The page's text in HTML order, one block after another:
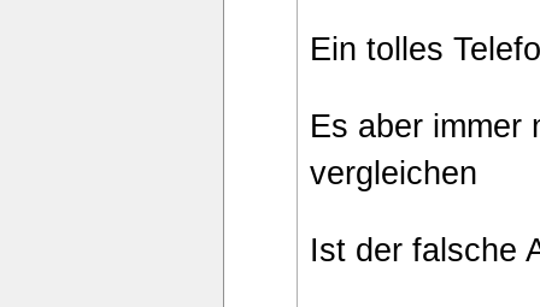
Ein tolles
Es aber immer
vergleichen
Ist der falsche